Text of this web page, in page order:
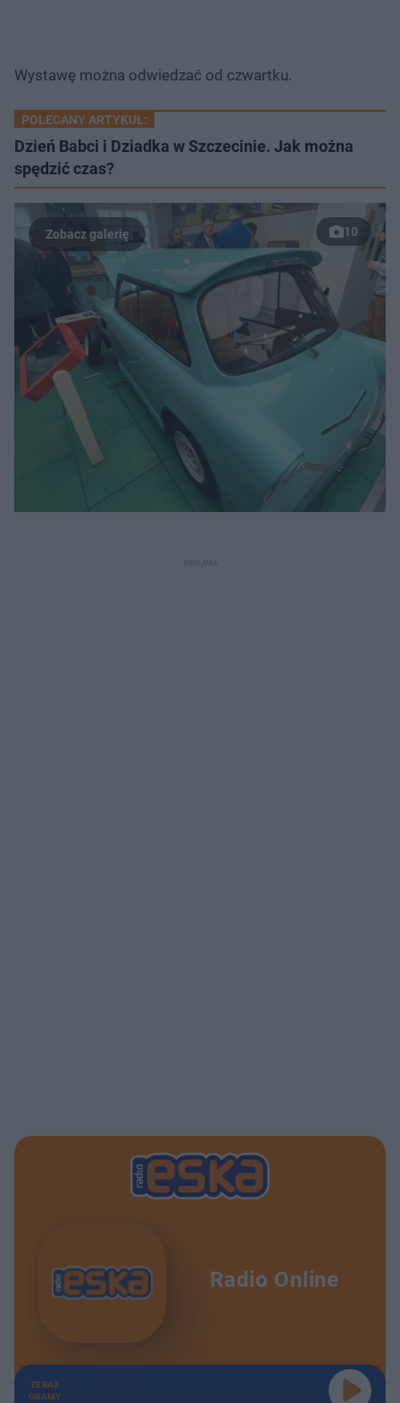
Wystawę można odwiedzać od czwartku.
POLECANY ARTYKUŁ:
Dzień Babci i Dziadka w Szczecinie. Jak można
spędzić czas?
10
Radio Online
TERAZ
GRAMY